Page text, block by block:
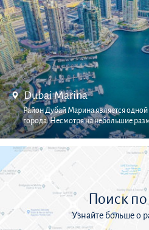
Dubai Marina
Район Дубай Марина является
города. Несмотря на небольшие
Поиск по
Узнайте больше о